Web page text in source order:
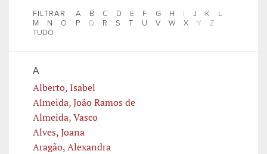
FILTRAR A B C D E F G H I J K
L
M
N O P Q R S T U V W X Y
Z
TUDO
A
Alberto, Isabel
Almeida, João Ramos de
Almeida, Vasco
Alves, Joana
Aragão, Alexandra